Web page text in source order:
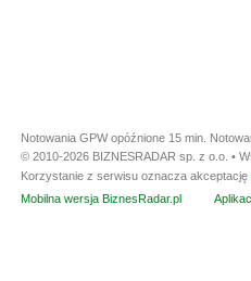
Notowania GPW opóźnione 15 min.
© 2010-2026 BIZNESRADAR sp. z o.o. •
Korzystanie z serwisu oznacza akceptację
Mobilna wersja BiznesRadar.pl